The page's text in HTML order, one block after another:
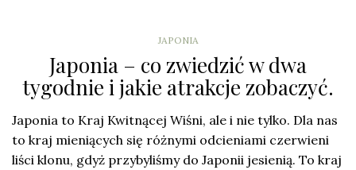
JAPONIA
Japonia – co zwiedzić w dwa
tygodnie i jakie atrakcje zobaczyć.
Japonia to Kraj Kwitnącej Wiśni, ale i nie tylko. Dla nas
to kraj mieniących się różnymi odcieniami czerwieni
liści klonu, gdyż przybyliśmy do Japonii jesienią. To kraj